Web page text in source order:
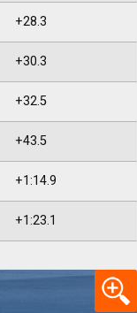
+28.3
+30.3
+32.5
+43.5
+1:14.9
+1:23.1